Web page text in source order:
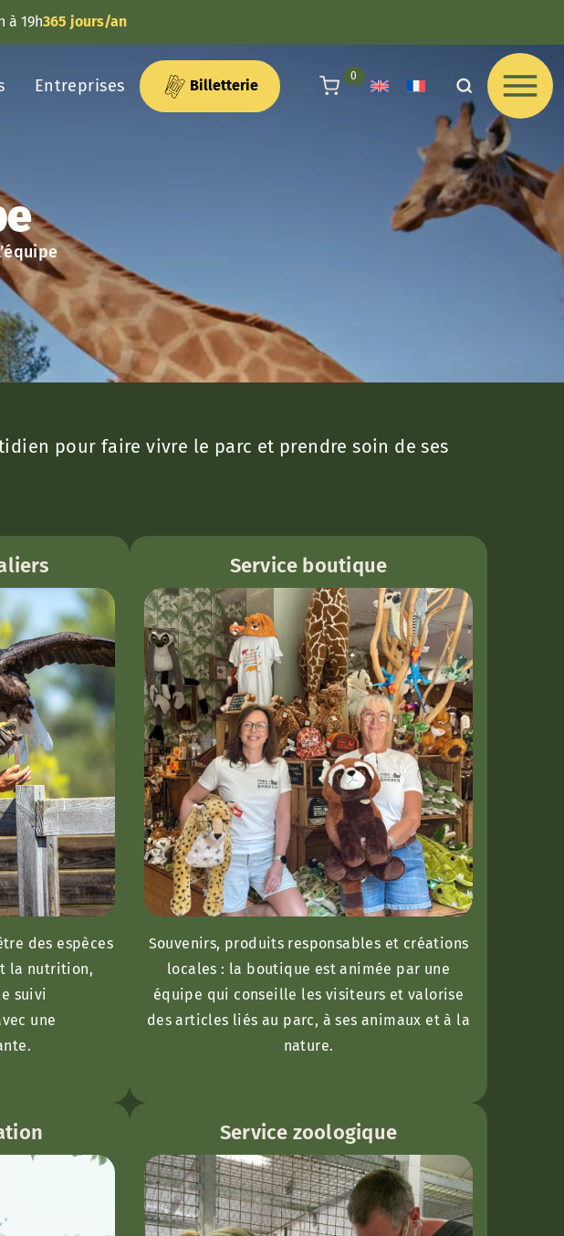
à 19h365 jours/an
Entreprises Billetterie
0 articles au panier
pour faire vivre le parc et prendre soin de ses
des espèces
la nutrition,
suivi
une
Service boutique
Souvenirs, produits responsables et créations
locales : la boutique est animée par une
équipe qui conseille les visiteurs et valorise
des articles liés au parc, à ses animaux et à la
nature.
Service zoologique